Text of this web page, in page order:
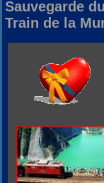
Sauvegarde du
Train de la